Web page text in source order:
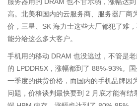
高。北美和国内的云服务商、服务器厂商
价，三星、SK 海力士这些大厂都犯了难
能分给这么多大客户。
手机用的移动 DRAM 也没逃过，不管是
的 LPDDR5X，涨幅都到了 88%-93%。
一季度的供货价格，而国内的手机品牌因
问题，价格谈判最快要到 2 月底才能有结